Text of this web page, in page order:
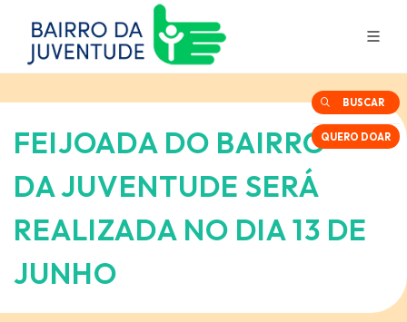
BUSCAR
QUERO DOAR
FEIJOADA DO BAIRRO
DA JUVENTUDE SERÁ
REALIZADA NO DIA 13 DE
JUNHO